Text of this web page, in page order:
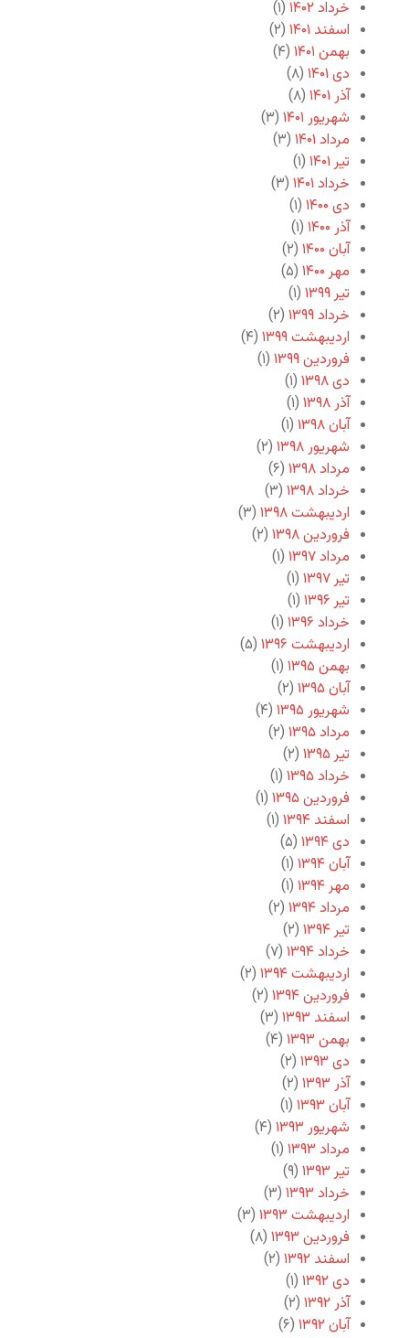
خرداد ۱۴۰۲
(۱)
اسفند ۱۴۰۱
(۲)
بهمن ۱۴۰۱
(۴)
دی ۱۴۰۱
(۸)
آذر ۱۴۰۱
(۸)
شهریور ۱۴۰۱
(۳)
مرداد ۱۴۰۱
(۳)
تیر ۱۴۰۱
(۱)
خرداد ۱۴۰۱
(۳)
دی ۱۴۰۰
(۱)
آذر ۱۴۰۰
(۱)
آبان ۱۴۰۰
(۲)
مهر ۱۴۰۰
(۵)
تیر ۱۳۹۹
(۱)
خرداد ۱۳۹۹
(۲)
اردیبهشت ۱۳۹۹
(۴)
فروردین ۱۳۹۹
(۱)
دی ۱۳۹۸
(۱)
آذر ۱۳۹۸
(۱)
آبان ۱۳۹۸
(۱)
شهریور ۱۳۹۸
(۲)
مرداد ۱۳۹۸
(۶)
خرداد ۱۳۹۸
(۳)
اردیبهشت ۱۳۹۸
(۳)
فروردین ۱۳۹۸
(۲)
مرداد ۱۳۹۷
(۱)
تیر ۱۳۹۷
(۱)
تیر ۱۳۹۶
(۱)
خرداد ۱۳۹۶
(۱)
اردیبهشت ۱۳۹۶
(۵)
بهمن ۱۳۹۵
(۱)
آبان ۱۳۹۵
(۲)
شهریور ۱۳۹۵
(۴)
مرداد ۱۳۹۵
(۲)
تیر ۱۳۹۵
(۲)
خرداد ۱۳۹۵
(۱)
فروردین ۱۳۹۵
(۱)
اسفند ۱۳۹۴
(۱)
دی ۱۳۹۴
(۵)
آبان ۱۳۹۴
(۱)
مهر ۱۳۹۴
(۱)
مرداد ۱۳۹۴
(۲)
تیر ۱۳۹۴
(۲)
خرداد ۱۳۹۴
(۷)
اردیبهشت ۱۳۹۴
(۲)
فروردین ۱۳۹۴
(۲)
اسفند ۱۳۹۳
(۳)
بهمن ۱۳۹۳
(۴)
دی ۱۳۹۳
(۲)
آذر ۱۳۹۳
(۲)
آبان ۱۳۹۳
(۱)
شهریور ۱۳۹۳
(۴)
مرداد ۱۳۹۳
(۱)
تیر ۱۳۹۳
(۹)
خرداد ۱۳۹۳
(۳)
اردیبهشت ۱۳۹۳
(۳)
فروردین ۱۳۹۳
(۸)
اسفند ۱۳۹۲
(۲)
دی ۱۳۹۲
(۱)
آذر ۱۳۹۲
(۲)
آبان ۱۳۹۲
(۶)